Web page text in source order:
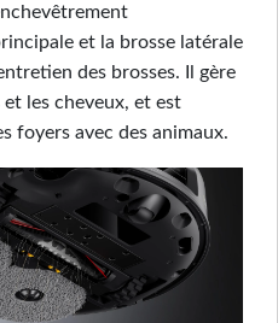
et la brosse latérale
des brosses. Il gère
les cheveux, et est
foyers avec des animaux.